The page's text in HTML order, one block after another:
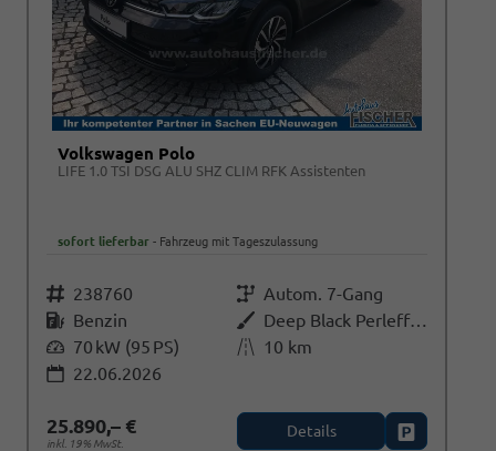
parken
Volkswagen Polo
LIFE 1.0 TSI DSG ALU SHZ CLIM RFK Assistenten
sofort lieferbar Fahrzeug mit Tageszulassung
Fahrzeugnr. 238760 GetriebeAutom. 7-Gang
KraftstoffBenzin Außenfarbe
Deep Black Perleffekt
Leistung 70 kW (95 PS) Kilometerstand 10 km
22.06.2026
25.890,– €
inkl. 19% MwSt.
Details